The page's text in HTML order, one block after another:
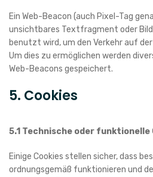
Ein Web-Beacon (auch Pixel-Tag
unsichtbares Textfragment oder
benutzt wird, um den Verkehr auf
Um dies zu ermöglichen werden
Web-Beacons gespeichert.
5. Cookies
5.1 Technische oder funktionelle
Einige Cookies stellen sicher, dass
ordnungsgemäß funktionieren und